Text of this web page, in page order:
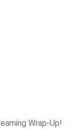
Wrap-Up!